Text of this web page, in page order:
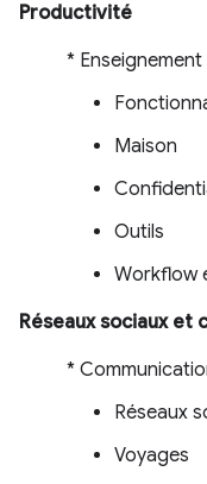
Productivité
* Enseignement
Maison
Outils
Workflow
Réseaux sociaux et
*
Réseaux
Voyages